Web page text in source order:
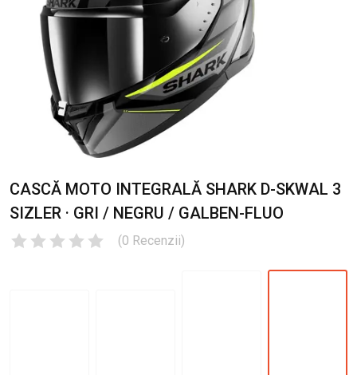
CASCĂ MOTO INTEGRALĂ SHARK D-SKWAL 3
SIZLER · GRI / NEGRU / GALBEN-FLUO
(0 Recenzii)